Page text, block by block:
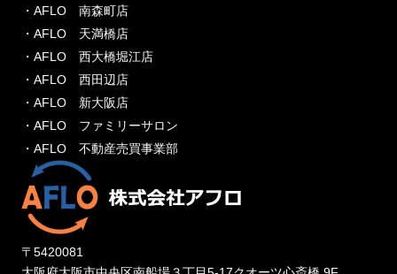
・AFLO 南森町店
・AFLO 天満橋店
・AFLO 西大橋堀江店
・AFLO 西田辺店
・AFLO 新大阪店
・AFLO ファミリーサロン
・AFLO 不動産売買事業部
〒5420081